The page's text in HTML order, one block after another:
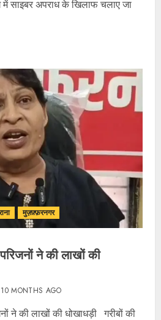
साइबर अपराध के खिलाफ चलाए जा
मुज़फ़्फ़रनगर
ने की लाखों की
10 MONTHS AGO
ने की लाखों की धोखाधड़ी गरीबों की